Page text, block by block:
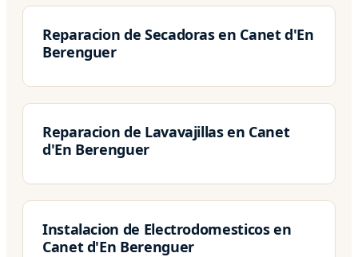
Reparacion de Secadoras en Canet d'En
Berenguer
Reparacion de Lavavajillas en Canet
d'En Berenguer
Instalacion de Electrodomesticos en
Canet d'En Berenguer